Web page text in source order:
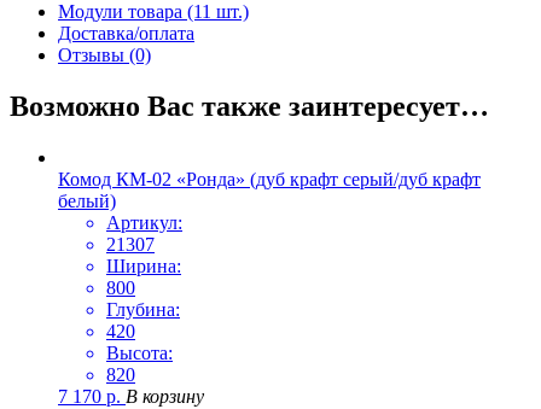
Модули товара (11 шт.)
Доставка/оплата
Отзывы (0)
Возможно Вас также заинтересует…
Комод КМ-02 «Ронда» (дуб крафт серый/дуб крафт
белый)
Артикул:
21307
Ширина:
800
Глубина:
420
Высота:
820
7 170 р. В корзину